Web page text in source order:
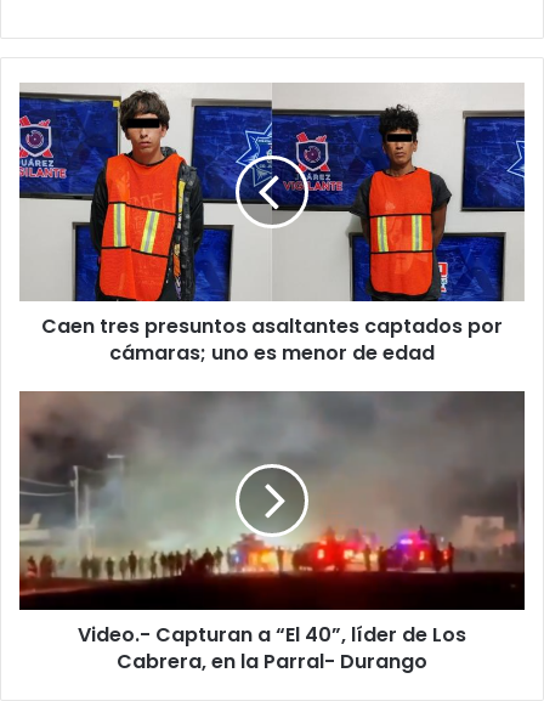
Caen
tres
presuntos
asaltantes
captados
cámaras;
es
menor
Caen tres presuntos asaltantes captados por
cámaras; uno es menor de edad
Video.-
Capturan
“El
líder
de
Los
Cabrera,
Video.- Capturan a “El 40”, líder de Los
Cabrera, en la Parral- Durango